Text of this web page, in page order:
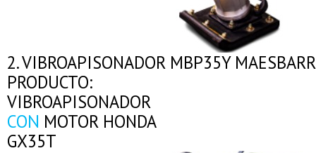
2. VIBROAPISONADOR MBP35Y MAESBARR
PRODUCTO:
VIBROAPISONADOR
CON MOTOR HONDA
GX35T